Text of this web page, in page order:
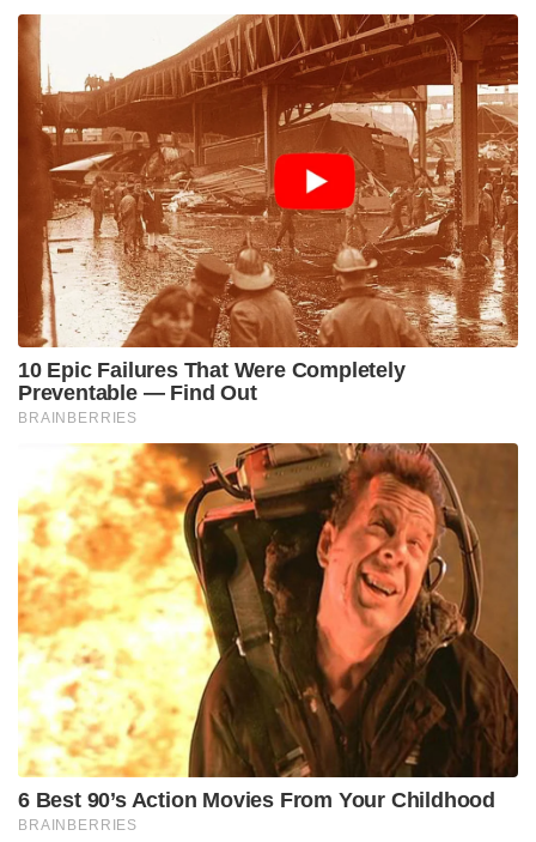
10 Epic Failures That Were Completely
Preventable — Find Out
BRAINBERRIES
6 Best 90’s Action Movies From Your Childhood
BRAINBERRIES